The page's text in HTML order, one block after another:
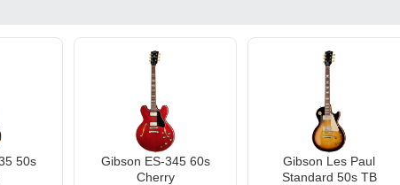
50s
Gibson ES-345 60s
Cherry
Gibson Les Paul
Standard 50s TB